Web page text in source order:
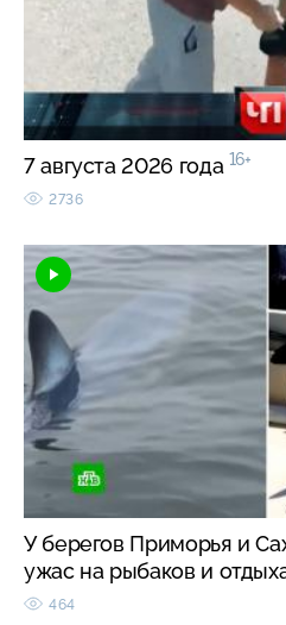
7 августа 2026 года 16+
2736
У берегов Приморья и
ужас на рыбаков и
464